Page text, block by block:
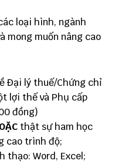
loại hình, ngành
mong muốn nâng cao
Đại lý thuế/Chứng chỉ
lợi thế và Phụ cấp
đồng)
thật sự ham học
cao trình độ;
thạo: Word, Excel;